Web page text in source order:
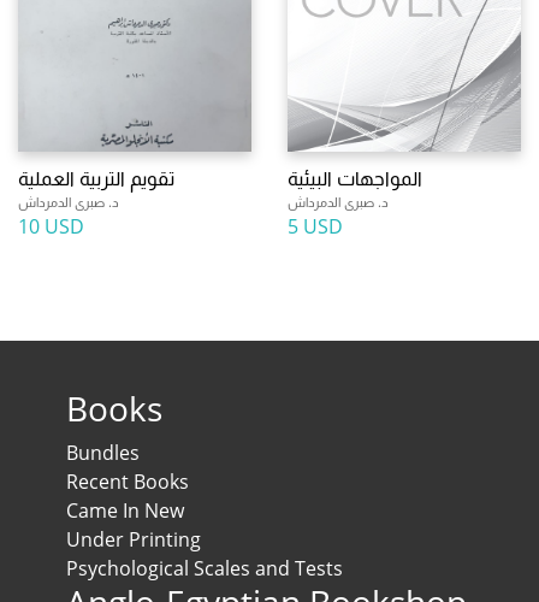
تقويم التربية العملية
د. صبرى الدمرداش
10 USD
المواجهات البيئية
د. صبرى الدمرداش
5 USD
Books
Bundles
Recent Books
Came In New
Under Printing
Psychological Scales and Tests